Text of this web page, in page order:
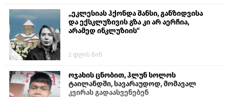
„ეკლესიას ჰქონდა შანსი, განზიდვისა
და ექსკლუზივის გზა კი არ აერჩია,
არამედ ინკლუზიის“
2 დღის წინ
ოჯახის ცნობით, ჰლუნ სოლოს
ტაილანდში, სავარაუდოდ, მომავალ
კვირას გადაასვენებენ